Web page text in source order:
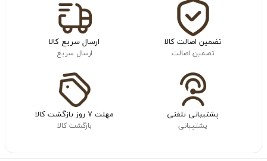
تضمین اصالت کالا
تضمین اصالت
ارسال سریع کالا
ارسال سریع
پشتیبانی تلفنی
پشتیبانی
مهلت ۷ روز بازگشت کالا
بازگشت کالا